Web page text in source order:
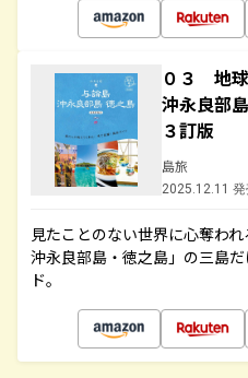
０３ 地
沖永良部
３訂版
島旅
2025.12.11
見たことのない世界に心奪わ
沖永良部島・徳之島」の三島
ド。